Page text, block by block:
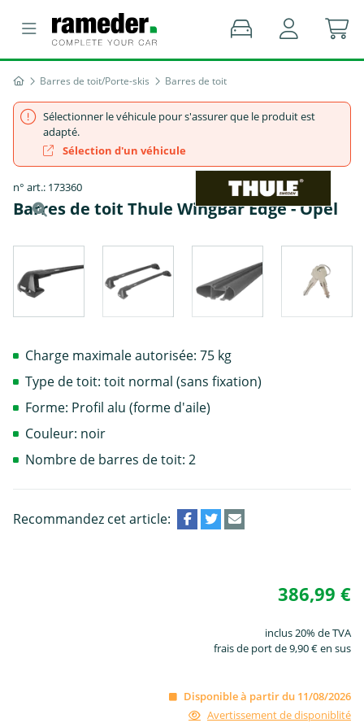
Barres de toit/Porte-skis Barres de toit
Sélectionner le véhicule pour s'assurer que le produit est
adapté.
Sélection d'un véhicule
n° art.: 173360
Barres de toit Thule WingBar Edge - Opel
Charge maximale autorisée: 75 kg
Type de toit: toit normal (sans fixation)
Forme: Profil alu (forme d'aile)
Couleur: noir
Nombre de barres de toit: 2
Recommandez cet article:
386,99 €
inclus 20% de TVA
frais de port de 9,90 € en sus
Disponible à partir du 11/08/2026
Avertissement de disponiblité